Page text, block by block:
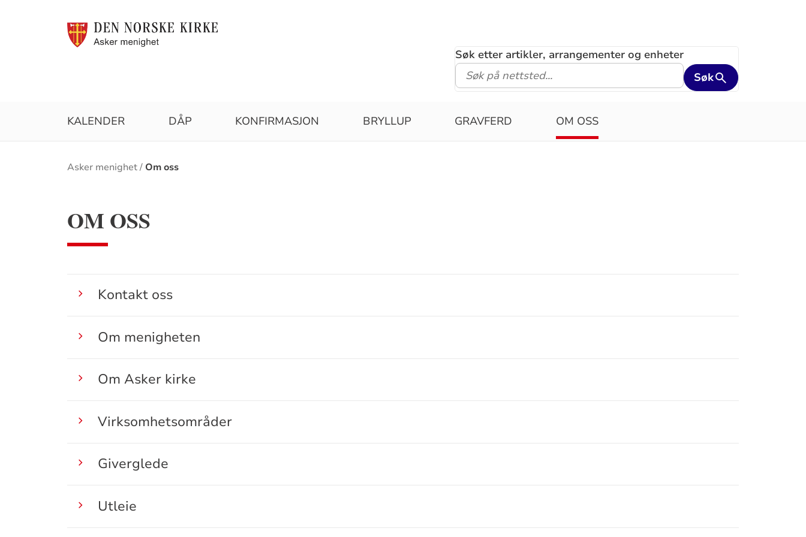
Søk etter artikler, arrangementer og enheter
Søk
KALENDER DÅP KONFIRMASJON BRYLLUP GRAVFERD OM OSS
Brødsmulesti
Asker menighet Om oss
OM OSS
Kontakt oss
Om menigheten
Om Asker kirke
Virksomhetsområder
Giverglede
Utleie